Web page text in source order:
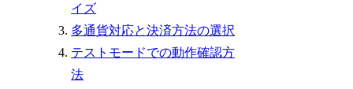
イズ
多通貨対応と決済方法の選択
テストモードでの動作確認方
法